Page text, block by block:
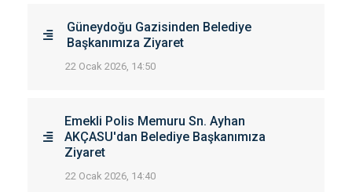
Güneydoğu Gazisinden Belediye
Başkanımıza Ziyaret
22 Ocak 2026, 14:50
Emekli Polis Memuru Sn. Ayhan
AKÇASU'dan Belediye Başkanımıza
Ziyaret
22 Ocak 2026, 14:40